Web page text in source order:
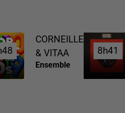
CORNEILLE
& VITAA
Ensemble
8h41
8h41